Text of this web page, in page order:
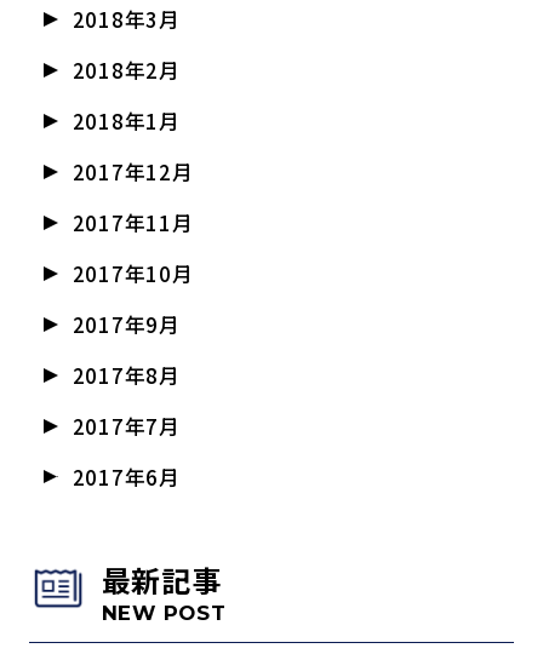
2018年3月
2018年2月
2018年1月
2017年12月
2017年11月
2017年10月
2017年9月
2017年8月
2017年7月
2017年6月
最新記事
NEW POST